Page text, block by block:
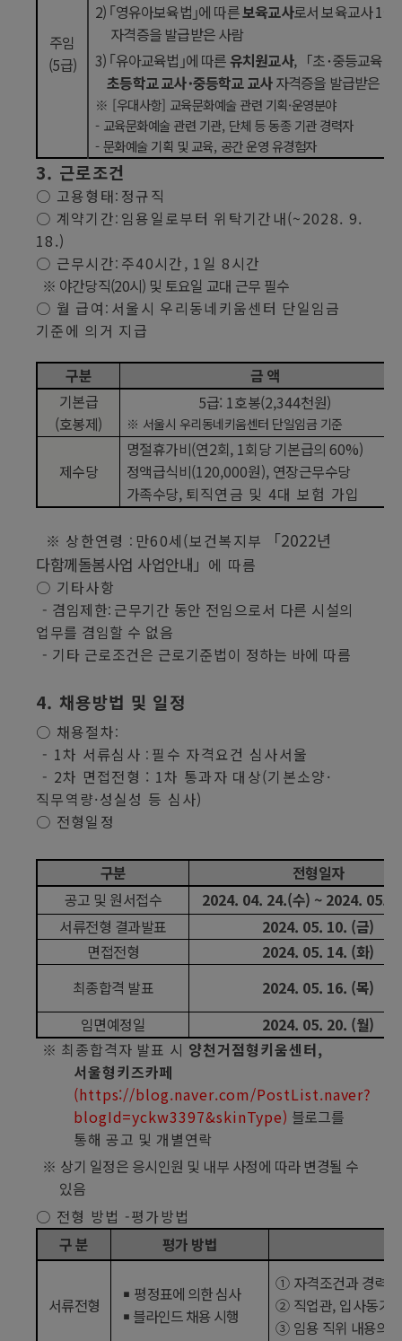
주임
(5급)
2) ｢영유아보육법 ｣에 따른보육교사로서 보육교사1
자격증을 발급받은 사람
3) ｢유아교육법 ｣에 따른유치원교사, 「초･중등교육법
초등학교 교사･중등학교 교사 자격증을 발급받은 사
※ [우대사항] 교육문화예술 관련 기획·운영분야
- 교육문화예술 관련 기관, 단체 등 동종 기관 경력자
-문화예술 기획 및 교육, 공간 운영 유경험자
3. 근로조건
○ 고용형태: 정규직
○ 계약기간: 임용일로부터 위탁기간내(~2028. 9.
18.)
○ 근무시간: 주40시간, 1 일8시간
※ 야간당직(20시) 및 토요일 교대 근무 필수
○ 월 급여 : 서울시 우리동네키움센터 단일임금
기준에 의거 지급
구분
금 액
기본급
(호봉제)
5급: 1호봉(2,344천원)
※ 서울시 우리동네키움센터 단일임금 기준
제수당
명절휴가비(연2회, 1회당 기본급의60%)
정액급식비(120,000원), 연장근무수당
가족수당, 퇴직연금 및4대 보험 가입
※ 상한연령 : 만60세(보건복지부 「2022년
다함께돌봄사업 사업안내 」 에 따름
○ 기타사항
- 겸임제한: 근무기간 동안 전임으로서 다른 시설의
업무를 겸임할 수 없음
- 기타 근로조건은 근로기준법이 정하는 바에 따름
4. 채용방법 및 일정
○ 채용절차:
- 1차 서류심사 : 필수 자격요건 심사서울
- 2차 면접전형 : 1차 통과자 대상(기본소양·
직무역량·성실성 등 심사)
○ 전형일정
구분
전형일자
공고 및 원서접수
2024. 04. 24.(수) ~ 2024. 05.
서류전형 결과발표
2024. 05. 10. (금)
면접전형
2024. 05. 14. (화)
최종합격 발표
2024. 05. 16. (목)
임면예정일
2024. 05. 20. (월)
※ 최종합격자 발표 시 양천거점형키움센터,
서울형키즈카페
(https://blog.naver.com/PostList.naver?
blogId=yckw3397&skinType) 블로그를
통해 공고 및 개별연락
※ 상기 일정은 응시인원 및 내부 사정에 따라 변경될 수
있음
○ 전형 방법 -평가방법
구 분
평가 방법
서류전형
￭ 평정표에 의한 심사
￭ 블라인드 채용 시행
① 자격조건과 경력
② 직업관, 입사동기
③ 임용 직위 내용의